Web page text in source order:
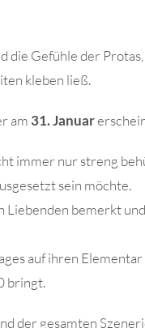
die Gefühle der
kleben ließ.
am 31. Januar
immer nur streng
sein möchte.
Liebenden bemerkt
auf ihren
bringt.
der gesamten